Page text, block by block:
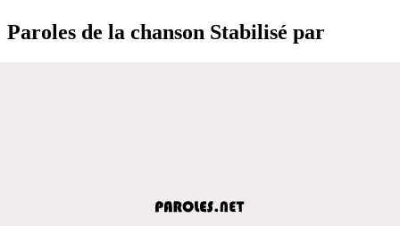
Paroles de la chanson Stabilisé par